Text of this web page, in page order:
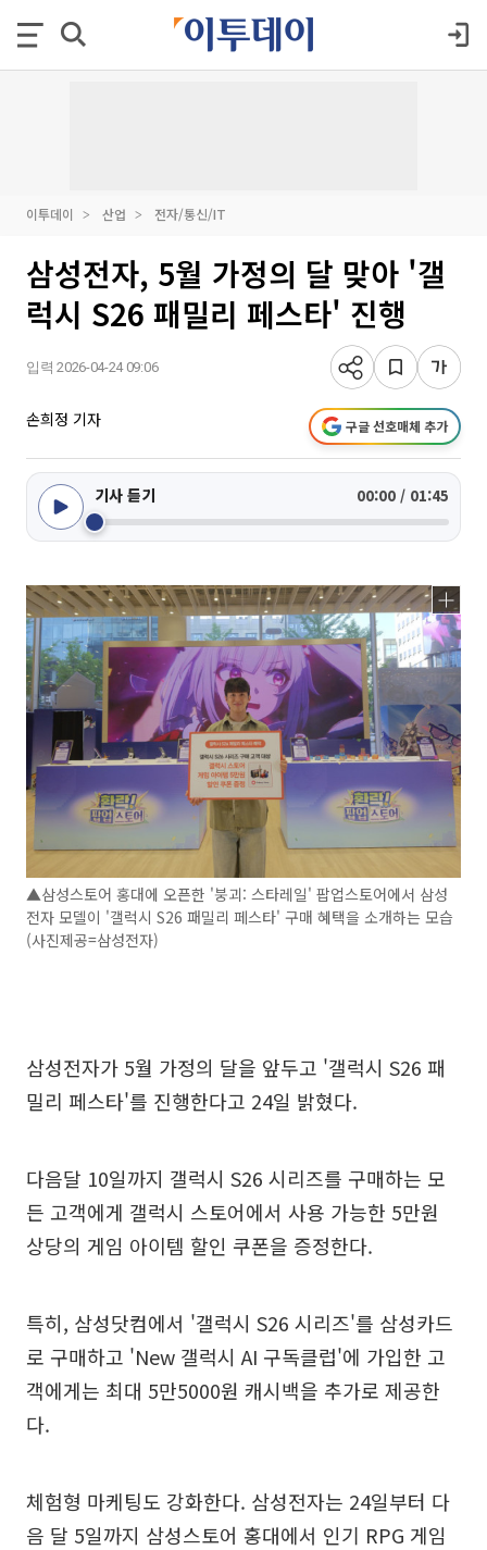
이투데이 산업 전자/통신/IT
삼성전자, 5월 가정의 달 맞아 '갤
럭시 S26 패밀리 페스타' 진행
입력 2026-04-24 09:06
손희정 기자 구글 선호매체 추가
기사 듣기 00:00 / 01:45
▲삼성스토어 홍대에 오픈한 '붕괴: 스타레일' 팝업스토어에서 삼성
전자 모델이 '갤럭시 S26 패밀리 페스타' 구매 혜택을 소개하는 모습
(사진제공=삼성전자)
삼성전자가 5월 가정의 달을 앞두고 '갤럭시 S26 패
밀리 페스타'를 진행한다고 24일 밝혔다.
다음달 10일까지 갤럭시 S26 시리즈를 구매하는 모
든 고객에게 갤럭시 스토어에서 사용 가능한 5만원
상당의 게임 아이템 할인 쿠폰을 증정한다.
특히, 삼성닷컴에서 '갤럭시 S26 시리즈'를 삼성카드
로 구매하고 'New 갤럭시 AI 구독클럽'에 가입한 고
객에게는 최대 5만5000원 캐시백을 추가로 제공한
다.
체험형 마케팅도 강화한다. 삼성전자는 24일부터 다
음 달 5일까지 삼성스토어 홍대에서 인기 RPG 게임